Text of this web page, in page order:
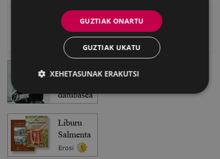
Eibarko Idazlanen Datu-basea
GUZTIAK ONARTU
GUZTIAK UKATU
XEHETASUNAK ERAKUTSI